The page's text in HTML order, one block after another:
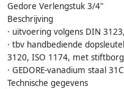
Gedore Verlengstuk 3/4"
Beschrijving
· uitvoering volgens DIN
· tbv handbediende
3120, ISO 1174, met
· GEDORE-vanadium staal
Technische gegevens